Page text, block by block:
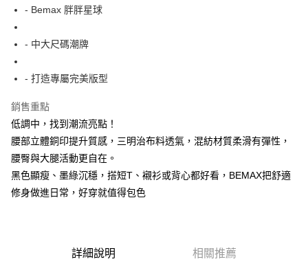
Apple Pay
街口支付
AFTEE先享後付
相關說明
AFTEE先享後付是「在收到商品之後才付款」的支付方式。 讓您購物簡單
便利好安心！
１．簡單：不需註冊會員、不需綁卡、不需儲值。
２．便利：只要手機號碼，簡訊認證，即可結帳。
３．安心：先確認商品／服務後，再付款。
３．收到繳費通知簡訊後14天內，點擊此簡訊中的連結，可透過四大超商／
ATM付款
運送方式
全家付款取貨
每筆NT$150
- Bemax 胖胖星球
- 中大尺碼潮牌
- 打造專屬完美版型
銷售重點
低調中，找到潮流亮點！
腰部立體銅印提升質感，三明治布料透氣，混紡材質柔滑有彈性，
腰臀與大腿活動更自在。
黑色顯瘦、墨綠沉穩，搭短T、襯衫或背心都好看，BEMAX把舒適
修身做進日常，好穿就值得包色
詳細說明 相關推薦